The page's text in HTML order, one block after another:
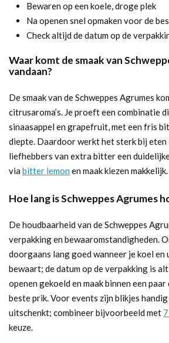
Bewaren op een koele, droge plek
Na openen snel opmaken voor de
Check altijd de datum op de
Waar komt de smaak van
vandaan?
De smaak van de Schweppes Agrumes
citrusaroma’s. Je proeft een combinatie
sinaasappel en grapefruit, met een fris
diepte. Daardoor werkt het sterk bij eten
liefhebbers van extra bitter een
via bitter lemon en maak kiezen makkelijk.
Hoe lang is Schweppes Agrumes
De houdbaarheid van de Schweppes
verpakking en bewaaromstandigheden.
doorgaans lang goed wanneer je koel
bewaart; de datum op de verpakking is
openen gekoeld en maak binnen een
beste prik. Voor events zijn blikjes
uitschenkt; combineer bijvoorbeeld met
keuze.